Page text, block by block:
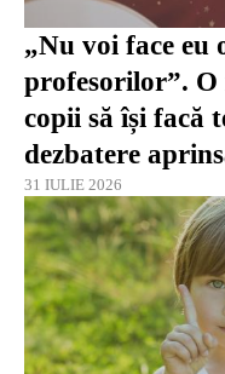
„Nu voi face eu
profesorilor”. O
copii să își facă
dezbatere
31 IULIE 2026